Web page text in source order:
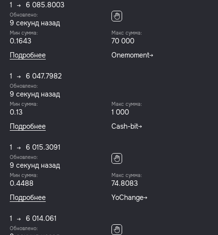
1 6 085.8003
Обновлено:
10 секунд назад
Мин сумма:
0.1643
Макс сумма:
70 000
Подробнее
Onemoment
1 6 047.7982
Обновлено:
10 секунд назад
Мин сумма:
0.13
Макс сумма:
1 000
Подробнее
Cash-bit
1 6 015.3091
Обновлено:
10 секунд назад
Мин сумма:
0.4488
Макс сумма:
74.8083
Подробнее
YoChange
1 6 014.061
Обновлено: